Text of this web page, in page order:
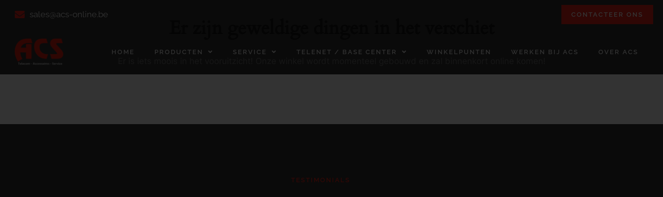
sales@acs-online.be CONTACTEER ONS
HOME PRODUCTEN SERVICE TELENET / BASE CENTER WINKELPUNTEN WERKEN BIJ ACS OVER ACS
TESTIMONIALS